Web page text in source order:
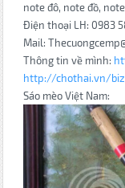
note đô, note đồ,
Điện thoại LH: 0983
Mail:
Thông tin về mình:
http://chothai.vn/
Sáo mèo Việt Nam: